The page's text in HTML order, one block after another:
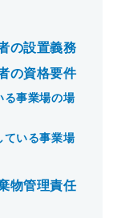
の設置義務
の資格要件
る事業場の場
ている事業場
物管理責任